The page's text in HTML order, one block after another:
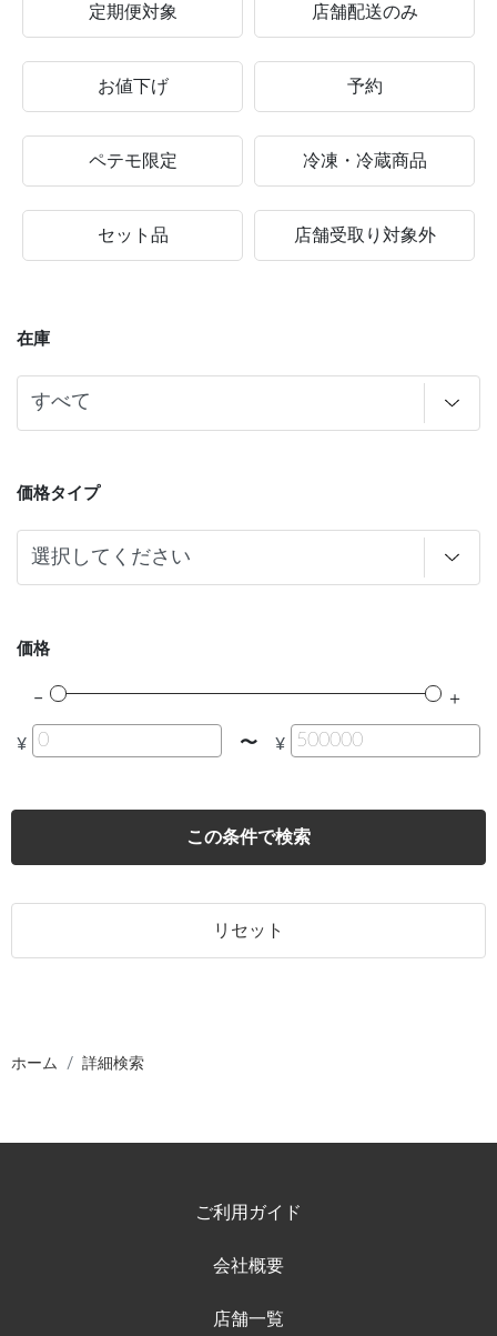
定期便対象 店舗配送のみ
お値下げ 予約
ペテモ限定 冷凍・冷蔵商品
セット品 店舗受取り対象外
在庫
価格タイプ
価格
¥ 〜 ¥
この条件で検索
リセット
ホーム 詳細検索
ご利用ガイド
会社概要
店舗一覧